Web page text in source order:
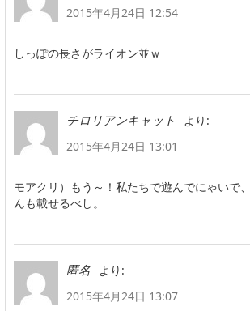
2015年4月24日 12:54
しっぽの長さがライオン並ｗ
チロリアンキャット
より:
2015年4月24日 13:01
モアクリ）もう～！私たちで遊んでにゃいで
んも載せるべし。
匿名
より:
2015年4月24日 13:07